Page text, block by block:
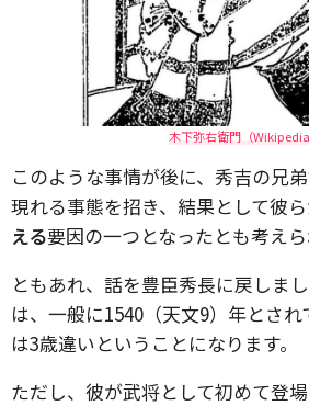
木下弥右衛門（Wikipedia
このような事情が後に、秀吉の兄
現れる事態を招き、結果として彼
える要因の一つとなったとも考えら
ともあれ、話を豊臣秀長に戻しま
は、一般に1540（天文9）年とさ
は3歳違いということになります。
ただし、彼が武将として初めて登